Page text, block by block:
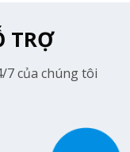
TRỢ
7 của chúng tôi